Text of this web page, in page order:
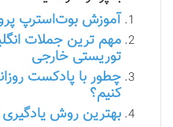
آموزش بوت‌استرپ
مهم ترین جملات
توریستی خارجی
چطور با پادکست
کنیم؟
بهترین روش یادگیری